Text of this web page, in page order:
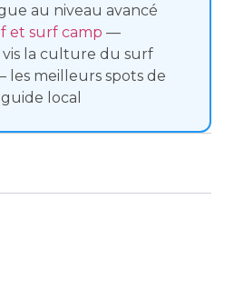
au niveau avancé
et surf camp —
la culture du surf
les meilleurs spots de
local